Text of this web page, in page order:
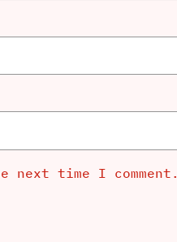
next time I comment.